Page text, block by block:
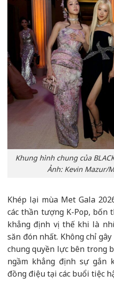
Khung hình chung của
Ảnh: Kevin Mazur/
Khép lại mùa Met Gala
các thần tượng K-Pop, bốn
khẳng định vị thế khi là
săn đón nhất. Không chỉ
chung quyền lực bên trong
ngầm khẳng định sự
đồng điệu tại các buổi tiệc